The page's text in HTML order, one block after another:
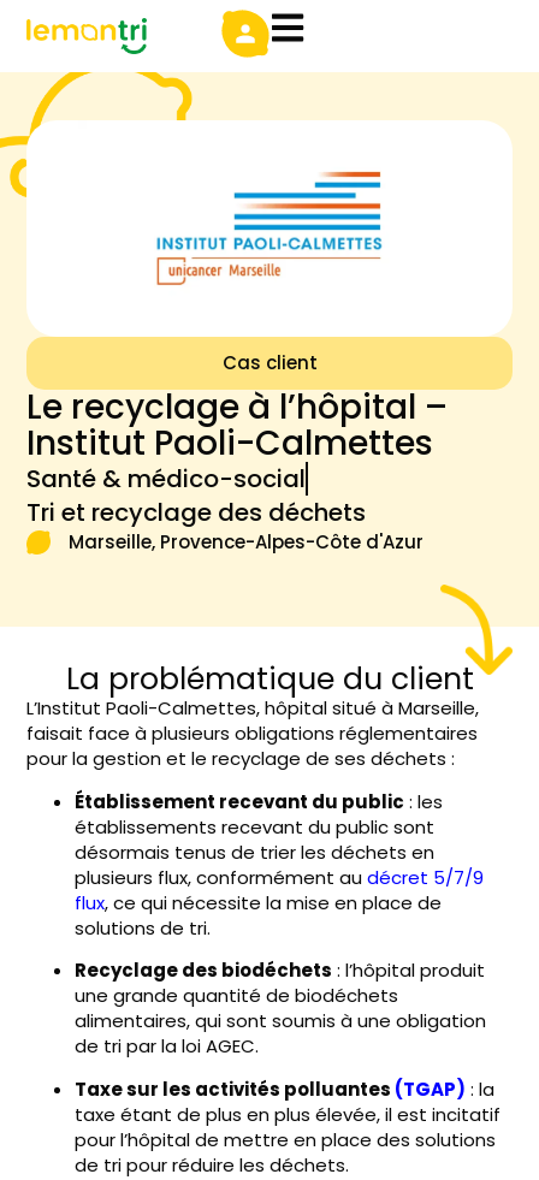
Cas client
Le recyclage à l’hôpital –
Institut Paoli-Calmettes
Santé & médico-social
Tri et recyclage des déchets
Marseille, Provence-Alpes-Côte d'Azur
La problématique du client
L’Institut Paoli-Calmettes, hôpital situé à Marseille,
faisait face à plusieurs obligations réglementaires
pour la gestion et le recyclage de ses déchets :
Établissement recevant du public : les
établissements recevant du public sont
désormais tenus de trier les déchets en
plusieurs flux, conformément audécret 5/7/9
flux, ce qui nécessite la mise en place de
solutions de tri.
Recyclage des biodéchets : l’hôpital produit
une grande quantité de biodéchets
alimentaires, qui sont soumis à une obligation
de tri par la loi AGEC.
Taxe sur les activités polluantes (TGAP) : la
taxe étant de plus en plus élevée, il est incitatif
pour l’hôpital de mettre en place des solutions
de tri pour réduire les déchets.